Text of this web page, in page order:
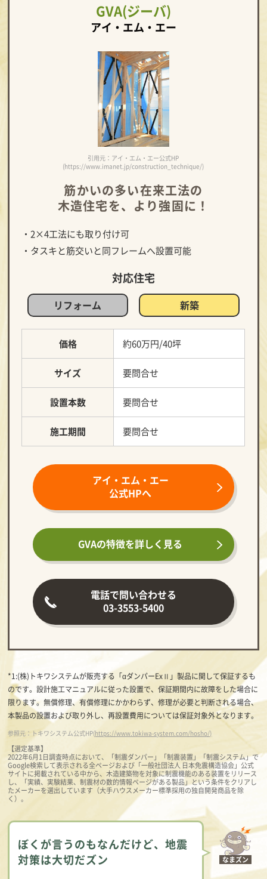
GVA(ジーバ)
アイ・エム・エー
引用元：アイ・エム・エー公式HP
(https://www.imanet.jp/construction_technique/)
筋かいの多い在来工法の
木造住宅を、より強固に！
・2×4工法にも取り付け可
・タスキと筋交いと同フレームへ設置可能
対応住宅
リフォーム 新築
価格 約60万円/40坪
サイズ 要問合せ
設置本数 要問合せ
施工期間 要問合せ
アイ・エム・エー
公式HPへ
GVAの特徴を詳しく見る
電話で問い合わせる
03-3553-5400
*1:(株)トキワシステムが販売する「αダンパーExⅡ」製品に関して保証するも
のです。設計施工マニュアルに従った設置で、保証期間内に故障をした場合に
限ります。無償修理、有償修理にかかわらず、修理が必要と判断される場合、
本製品の設置および取り外し、再設置費用については保証対象外となります。
参照元：トキワシステム公式HP(https://www.tokiwa-system.com/hosho/)
【選定基準】
2022年6月1日調査時点において、「制震ダンパー」「制震装置」「制震システム」で
Google検索して表示される全ページおよび「一般社団法人 日本免震構造協会」公式
サイトに掲載されている中から、木造建築物を対象に制震機能のある装置をリリース
し、「実績、実験結果、制震材の数的情報ページがある製品」という条件をクリアし
たメーカーを選出しています（大手ハウスメーカー標準採用の独自開発商品を除
く）。
ぼくが言うのもなんだけど、地震
対策は大切だズン
なまズン